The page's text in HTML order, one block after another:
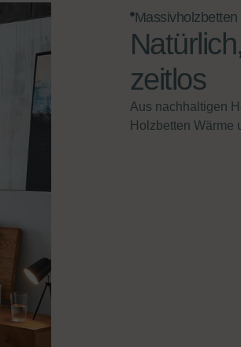
Massivholzbetten
zeitlos
Aus nachhaltigen
Holzbetten Wärme